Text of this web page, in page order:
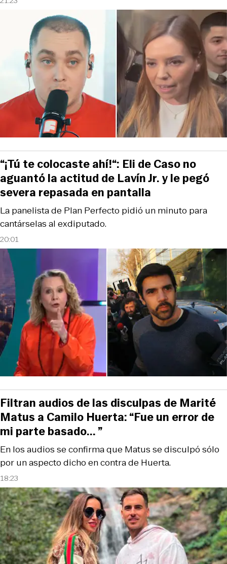
20:01
La panelista de Plan Perfecto pidió un minuto para
cantárselas al exdiputado.
“¡Tú te colocaste ahí!“: Eli de Caso no
aguantó la actitud de Lavín Jr. y le pegó
severa repasada en pantalla
18:23
En los audios se confirma que Matus se disculpó sólo
por un aspecto dicho en contra de Huerta.
Filtran audios de las disculpas de Marité
Matus a Camilo Huerta: “Fue un error de
mi parte basado... ”